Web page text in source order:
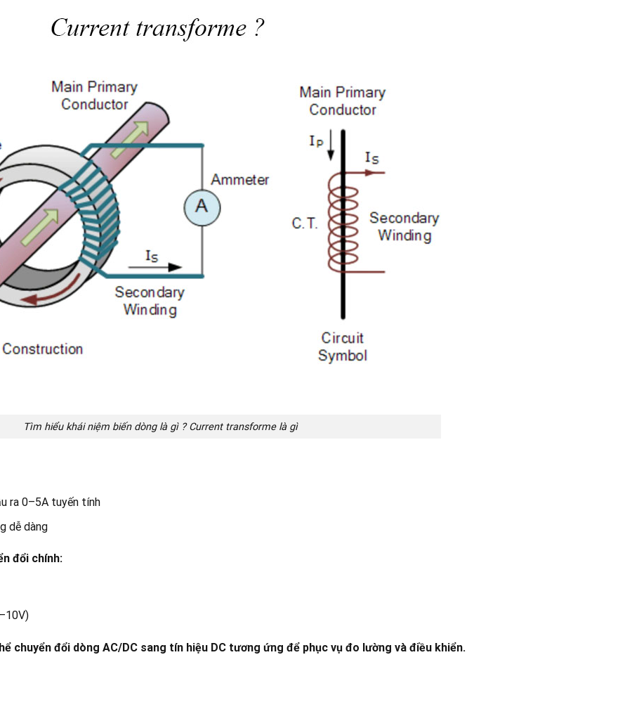
Tìm hiểu khái niệm biến dòng là gì ? Current transforme là gì
ra 0–5A tuyến tính
dễ dàng
đổi chính:
đổi dòng AC/DC sang tín hiệu DC tương ứng để phục vụ đo lường và điều khiển.